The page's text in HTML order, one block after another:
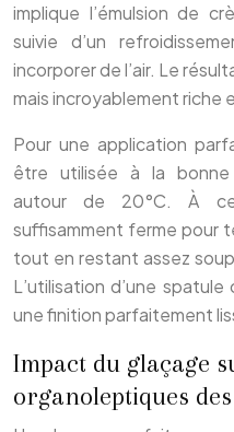
implique l’émulsion de
suivie d’un
incorporer de l’air. Le
mais incroyablement riche
Pour une application
être utilisée à la bonne
autour de 20°C. À
suffisamment ferme pour
tout en restant assez
L’utilisation d’une
une finition parfaitement
Impact du glaçage
organoleptiques